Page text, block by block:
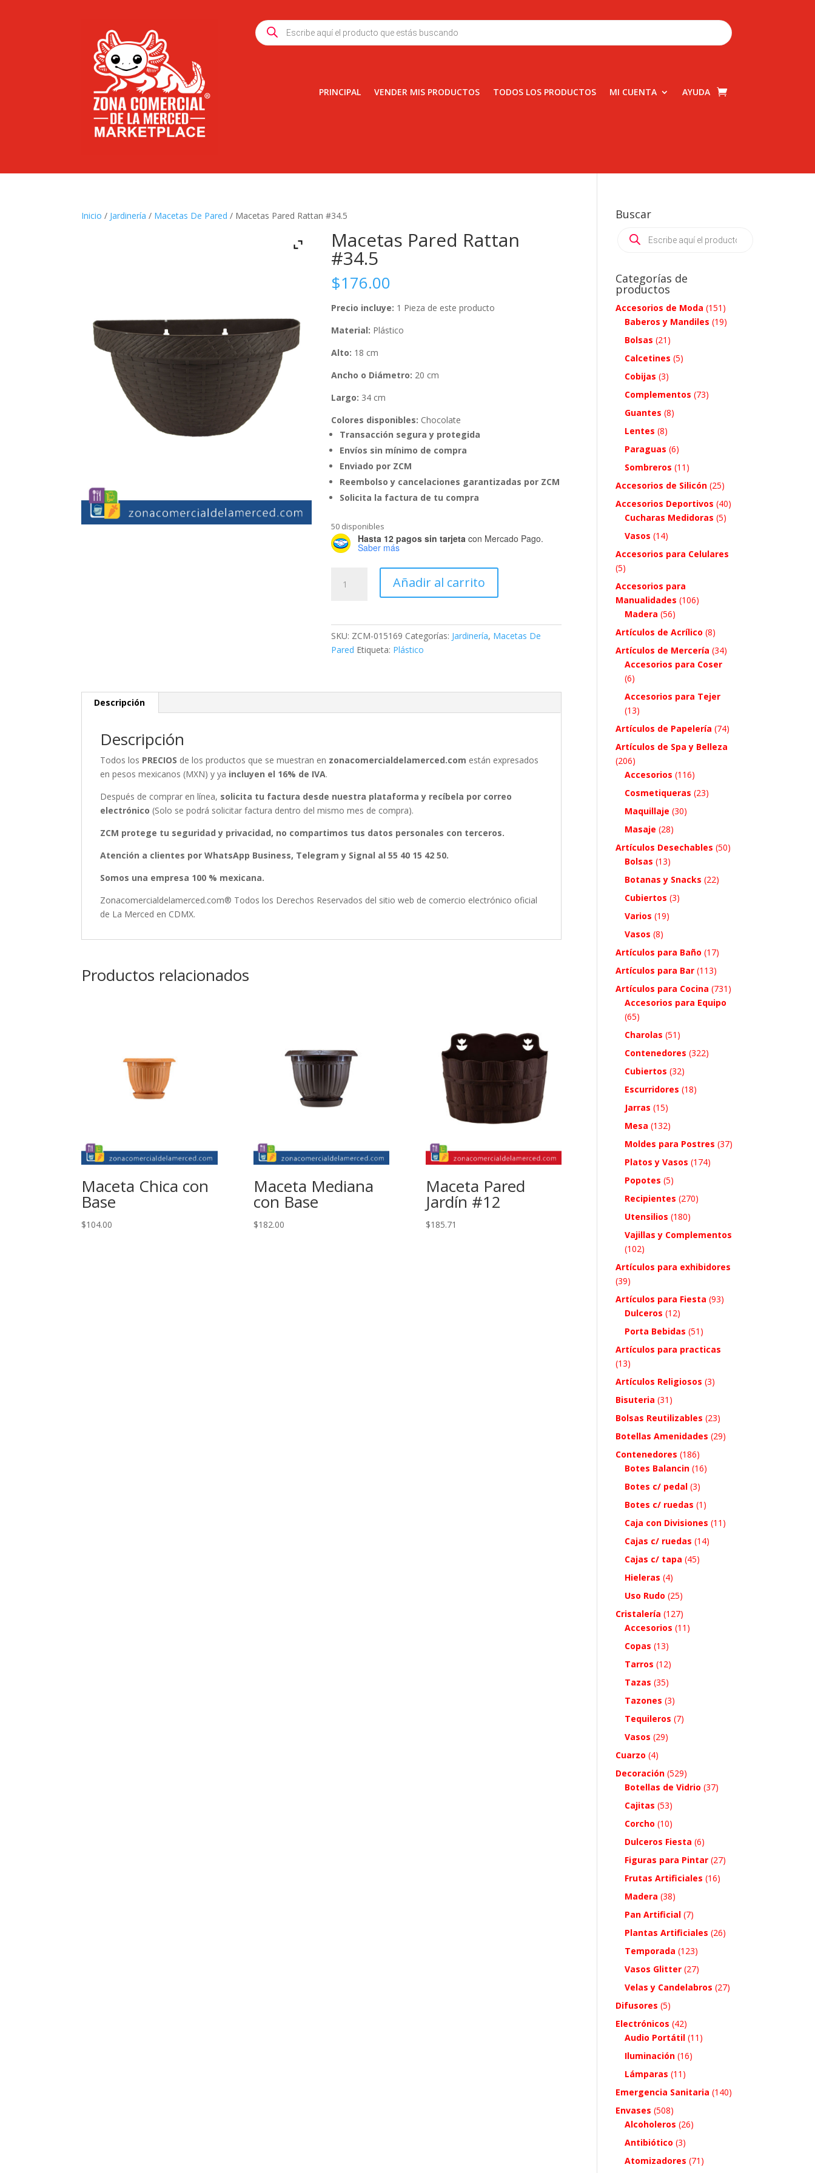
Products
search
PRINCIPAL VENDER MIS PRODUCTOS TODOS LOS PRODUCTOS MI CUENTA AYUDA
Inicio / Jardinería / Macetas De Pared / Macetas Pared Rattan #34.5
Macetas Pared Rattan
#34.5
$176.00
Precio incluye: 1 Pieza de este producto
Material: Plástico
Alto: 18 cm
Ancho o Diámetro: 20 cm
Largo: 34 cm
Colores disponibles: Chocolate
Transacción segura y protegida
Envíos sin mínimo de compra
Enviado por ZCM
Reembolso y cancelaciones garantizadas por ZCM
Solicita la factura de tu compra
50 disponibles
Hasta 12 pagos sin tarjeta con Mercado Pago.
Saber más
Pared
Añadir al carrito
SKU: ZCM-015169 Categorías: Jardinería, Macetas De
Pared Etiqueta: Plástico
Descripción
Descripción
Todos los PRECIOS de los productos que se muestran en zonacomercialdelamerced.com están expresados
en pesos mexicanos (MXN) y ya incluyen el 16% de IVA.
Después de comprar en línea, solicita tu factura desde nuestra plataforma y recíbela por correo
electrónico (Solo se podrá solicitar factura dentro del mismo mes de compra).
ZCM protege tu seguridad y privacidad, no compartimos tus datos personales con terceros.
Atención a clientes por WhatsApp Business, Telegram y Signal al 55 40 15 42 50.
Somos una empresa 100 % mexicana.
Zonacomercialdelamerced.com® Todos los Derechos Reservados del sitio web de comercio electrónico oficial
de La Merced en CDMX.
Productos relacionados
Maceta Chica con
Base
$104.00
Maceta Mediana
con Base
$182.00
Maceta Pared
Jardín #12
$185.71
Buscar
Products
search
Categorías de
productos
Accesorios de Moda (151)
Baberos y Mandiles (19)
Bolsas (21)
Calcetines (5)
Cobijas (3)
Complementos (73)
Guantes (8)
Lentes (8)
Paraguas (6)
Sombreros (11)
Accesorios de Silicón (25)
Accesorios Deportivos (40)
Cucharas Medidoras (5)
Vasos (14)
Accesorios para Celulares
(5)
Accesorios para
Manualidades (106)
Madera (56)
Artículos de Acrílico (8)
Artículos de Mercería (34)
Accesorios para Coser
(6)
Accesorios para Tejer
(13)
Artículos de Papelería (74)
Artículos de Spa y Belleza
(206)
Accesorios (116)
Cosmetiqueras (23)
Maquillaje (30)
Masaje (28)
Artículos Desechables (50)
Bolsas (13)
Botanas y Snacks (22)
Cubiertos (3)
Varios (19)
Vasos (8)
Artículos para Baño (17)
Artículos para Bar (113)
Artículos para Cocina (731)
Accesorios para Equipo
(65)
Charolas (51)
Contenedores (322)
Cubiertos (32)
Escurridores (18)
Jarras (15)
Mesa (132)
Moldes para Postres (37)
Platos y Vasos (174)
Popotes (5)
Recipientes (270)
Utensilios (180)
Vajillas y Complementos
(102)
Artículos para exhibidores
(39)
Artículos para Fiesta (93)
Dulceros (12)
Porta Bebidas (51)
Artículos para practicas
(13)
Artículos Religiosos (3)
Bisuteria (31)
Bolsas Reutilizables (23)
Botellas Amenidades (29)
Contenedores (186)
Botes Balancin (16)
Botes c/ pedal (3)
Botes c/ ruedas (1)
Caja con Divisiones (11)
Cajas c/ ruedas (14)
Cajas c/ tapa (45)
Hieleras (4)
Uso Rudo (25)
Cristalería (127)
Accesorios (11)
Copas (13)
Tarros (12)
Tazas (35)
Tazones (3)
Tequileros (7)
Vasos (29)
Cuarzo (4)
Decoración (529)
Botellas de Vidrio (37)
Cajitas (53)
Corcho (10)
Dulceros Fiesta (6)
Figuras para Pintar (27)
Frutas Artificiales (16)
Madera (38)
Pan Artificial (7)
Plantas Artificiales (26)
Temporada (123)
Vasos Glitter (27)
Velas y Candelabros (27)
Difusores (5)
Electrónicos (42)
Audio Portátil (11)
Iluminación (16)
Lámparas (11)
Emergencia Sanitaria (140)
Envases (508)
Alcoholeros (26)
Antibiótico (3)
Atomizadores (71)